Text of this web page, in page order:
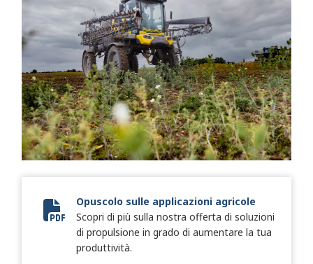
Allison Agriculture Brochure
Opuscolo sulle applicazioni agricole
Scopri di più sulla nostra offerta di soluzioni
di propulsione in grado di aumentare la tua
produttività.